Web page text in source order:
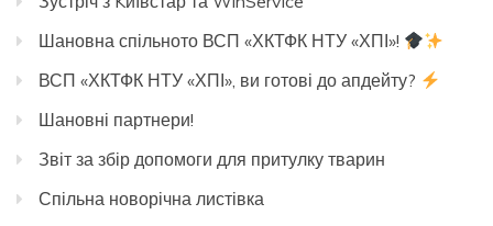
Шановна спільното ВСП «ХКТФК НТУ «ХПІ»!
ВСП «ХКТФК НТУ «ХПІ», ви готові до апдейту?
Шановні партнери!
Звіт за збір допомоги для притулку тварин
Спільна новорічна листівка